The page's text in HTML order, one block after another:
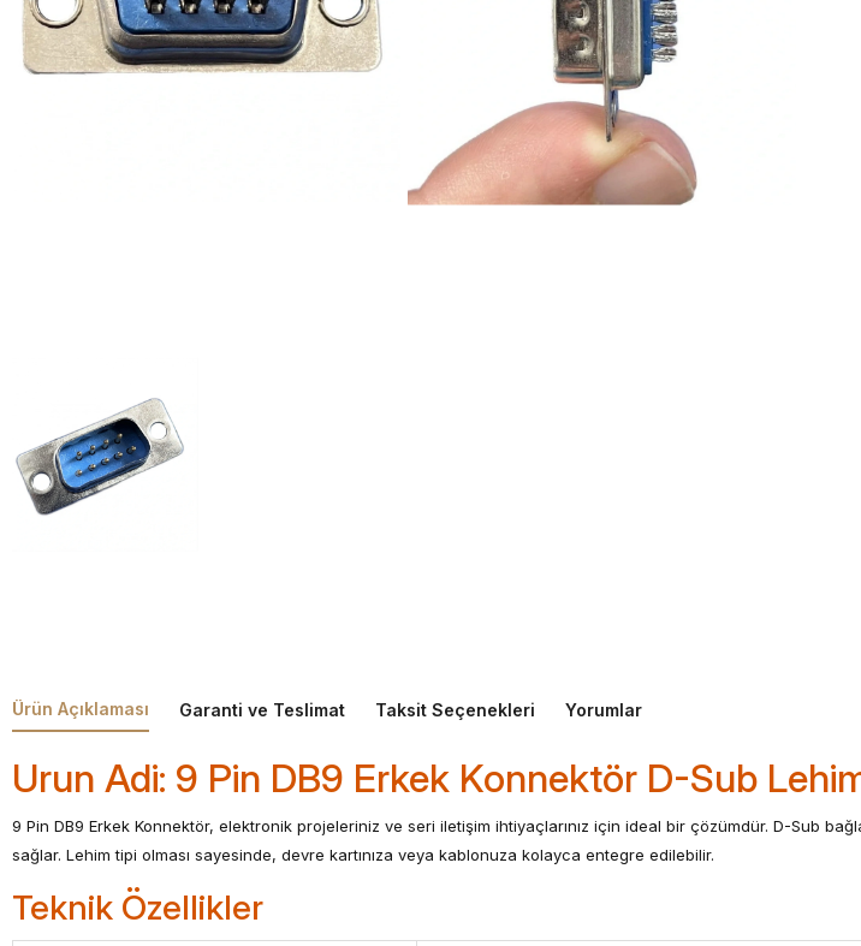
Ürün Açıklaması Garanti ve Teslimat Taksit Seçenekleri Yorumlar
Urun Adi: 9 Pin DB9 Erkek Konnektör D-Sub
9 Pin DB9 Erkek Konnektör, elektronik projeleriniz ve seri iletişim ihtiyaçlarınız için ideal bir çözümdür. D-Sub
sağlar. Lehim tipi olması sayesinde, devre kartınıza veya kablonuza kolayca entegre edilebilir.
Teknik Özellikler